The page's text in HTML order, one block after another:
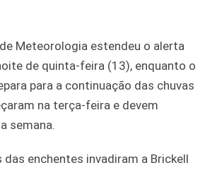
Meteorologia estendeu o alerta
de quinta-feira (13), enquanto o
para a continuação das chuvas
na terça-feira e devem
semana.
das enchentes invadiram a Brickell